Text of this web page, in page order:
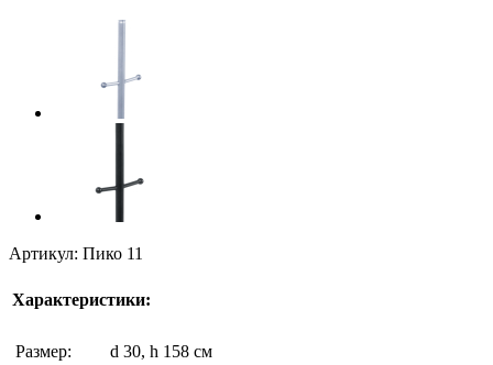
Артикул: Пико 11
Характеристики:
Размер:
d 30, h 158 см